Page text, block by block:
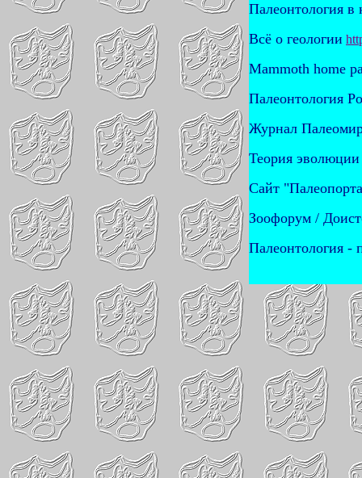
Палеонтология в
Всё о геологии
Mammoth home
Палеонтология
Журнал
Теория
Сайт
Зоофорум /
Палеонтология -